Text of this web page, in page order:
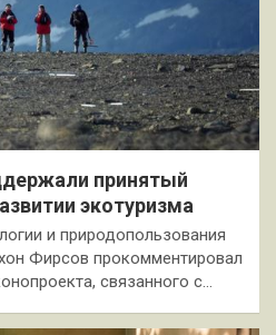
принятый
экотуризма
и природопользования
Фирсов прокомментировал
связанного с…